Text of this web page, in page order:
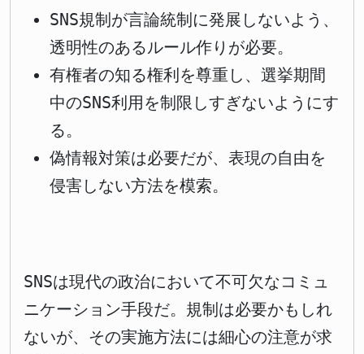
SNS規制が言論統制に発展しないよう、
透明性のあるルール作りが必要。
有権者の知る権利を尊重し、選挙期間
中のSNS利用を制限しすぎないようにす
る。
偽情報対策は必要だが、表現の自由を
侵害しない方法を模索。
SNSは現代の政治において不可欠なコミュ
ニケーション手段だ。規制は必要かもしれ
ないが、その実施方法には細心の注意が求